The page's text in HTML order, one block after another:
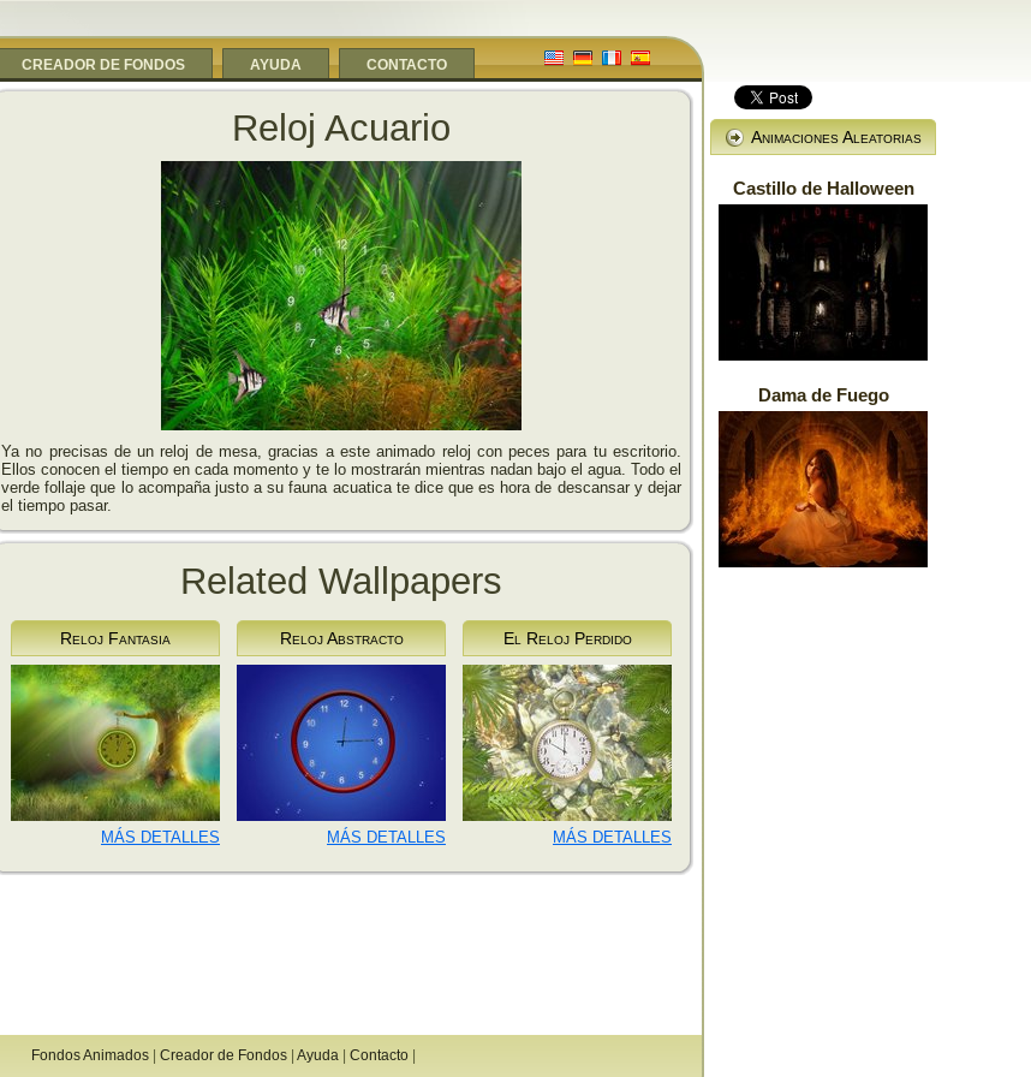
CREADOR DE FONDOS AYUDA CONTACTO
Reloj Acuario
Ya no precisas de un reloj de mesa, gracias a este animado reloj con peces para tu escritorio.
Ellos conocen el tiempo en cada momento y te lo mostrarán mientras nadan bajo el agua. Todo el
verde follaje que lo acompaña justo a su fauna acuatica te dice que es hora de descansar y dejar
el tiempo pasar.
Related Wallpapers
Reloj Fantasia
MÁS DETALLES
Reloj Abstracto
MÁS DETALLES
El Reloj Perdido
MÁS DETALLES
Animaciones Aleatorias
Castillo de Halloween
Dama de Fuego
Fondos Animados | Creador de Fondos | Ayuda | Contacto |